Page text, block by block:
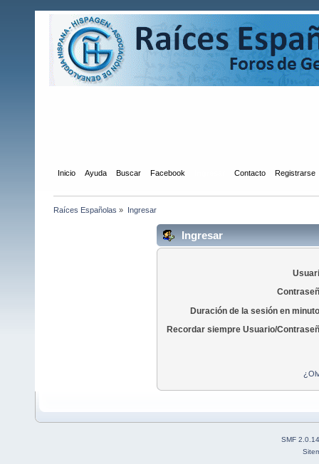
Inicio Ayuda Buscar Facebook Contacto Registrarse
Raíces Españolas » Ingresar
Ingresar
Duración de la sesión en
Recordar siempre Usuario/
SMF 2.0.14